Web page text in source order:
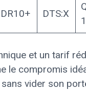
DTS:X
et un tarif
le compromis
vider son